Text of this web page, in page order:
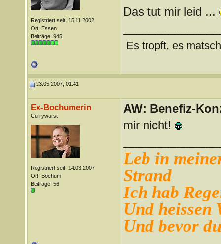
Registriert seit: 15.11.2002
Ort: Essen
Beiträge: 945
Das tut mir leid ...
Es tropft, es
23.05.2007, 01:41
Ex-Bochumerin
Currywurst
Registriert seit: 14.03.2007
Ort: Bochum
Beiträge: 56
AW: Benefiz-
mir nicht!
Leb in
Strand
Ich hab
Und heissen
Und bevor